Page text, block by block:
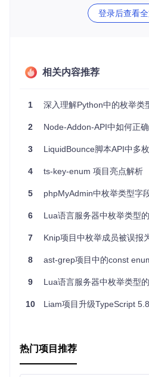
最终性，防止意外修改。
强大的API：包括遍历、检查、
时，使用
enum可以提高代码的可
在处理二进制数据时，可以利用
对于前端开发者，可以在不引入
在Deno环境中，enum提供了与
数据库查询条件：构建基于枚举
API设计：作为返回数据的一部
编译时错误检查：通过类型安全
4、项目特点
简洁API：提供直观且易用的方
类型安全：非扩展性并具有隐
灵活性：支持自定义分隔符、
敏感性。
序列化与反序列化：能够轻松
综上所述，无论你是要提升代码的
安全，enum都是一个值得尝试的优
的项目中，体验更有序、更可控的
登录后查看
相关内容推荐
1 深入理解Python中的枚举类
2 Node-Addon-API中如何正
3 LiquidBounce脚本API中多
4 ts-key-enum 项目亮点解析
5 phpMyAdmin中枚举类型字段
6 Lua语言服务器中枚举类型
7 Knip项目中枚举成员被误报
8 ast-grep项目中的const enum与
9 Lua语言服务器中枚举类型
10 Liam项目升级TypeScript 5.8与
热门项目推荐